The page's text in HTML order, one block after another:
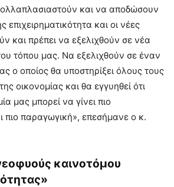
και να αποδώσουν
και οι νέες
και πρέπει να εξελιχθούν σε νέα
τόπου μας. Να εξελιχθούν σε έναν
ο οποίος θα υποστηρίξει όλους τους
οικονομίας και θα εγγυηθεί ότι
μας μπορεί να γίνει πιο
πιο παραγωγική», επεσήμανε ο κ.
καινοτόμου